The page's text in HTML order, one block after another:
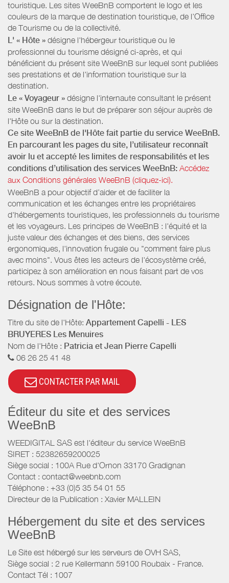
touristique. Les sites WeeBnB comportent le logo et les
couleurs de la marque de destination touristique, de l’Office
de Tourisme ou de la collectivité.
L' « Hôte » désigne l'hébergeur touristique ou le
professionnel du tourisme désigné ci-après, et qui
bénéficient du présent site WeeBnB sur lequel sont publiées
ses prestations et de l'information touristique sur la
destination.
Le « Voyageur » désigne l'internaute consultant le présent
site WeeBnB dans le but de préparer son séjour auprès de
l'Hôte ou sur la destination.
Ce site WeeBnB de l'Hôte fait partie du service WeeBnB.
En parcourant les pages du site, l’utilisateur reconnaît
avoir lu et accepté les limites de responsabilités et les
conditions d’utilisation des services WeeBnB: Accédez
aux Conditions générales WeeBnB (cliquez-ici).
WeeBnB a pour objectif d’aider et de faciliter la
communication et les échanges entre les propriétaires
d'hébergements touristiques, les professionnels du tourisme
et les voyageurs. Les principes de WeeBnB : l'équité et la
juste valeur des échanges et des biens, des services
ergonomiques, l'innovation frugale ou "comment faire plus
avec moins". Vous êtes les acteurs de l'écosystème créé,
participez à son amélioration en nous faisant part de vos
retours. Nous sommes à votre écoute.
Désignation de l'Hôte:
Titre du site de l'Hôte: Appartement Capelli - LES
BRUYERES Les Menuires
Nom de l'Hôte : Patricia et Jean Pierre Capelli
06 26 25 41 48
CONTACTER PAR MAIL
Éditeur du site et des services
WeeBnB
WEEDIGITAL SAS est l'éditeur du service WeeBnB
SIRET : 52382659200025
Siège social : 100A Rue d'Ornon 33170 Gradignan
Contact : contact@weebnb.com
Téléphone : +33 (0)5 35 54 01 55
Directeur de la Publication : Xavier MALLEIN
Hébergement du site et des services
WeeBnB
Le Site est hébergé sur les serveurs de OVH SAS,
Siège social : 2 rue Kellermann 59100 Roubaix - France.
Contact Tél : 1007